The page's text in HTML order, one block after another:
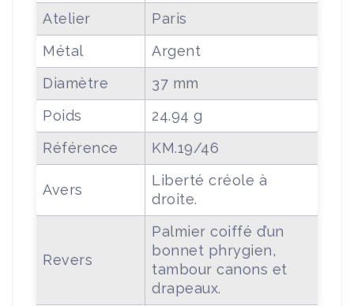
Atelier
Paris
Métal
Argent
Diamètre
37 mm
Poids
24.94 g
Référence
KM.19/46
Avers
Liberté créole à
droite.
Revers
Palmier coiffé d’un
bonnet phrygien,
tambour canons et
drapeaux.